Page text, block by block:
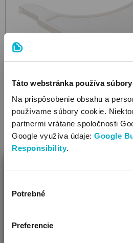
Táto webstránka používa
Na prispôsobenie obsahu a
používame súbory cookie.
partnermi vrátane spoločnosti
Google využíva údaje: Google
Responsibility.
súhlasu
Potrebné
Preferencie
HAUCK
Alpha ClickTray
kŕmenie
40.85